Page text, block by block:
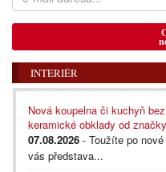
INTERIÉR
Nová koupelna či kuchyň
keramické obklady od
07.08.2026 - Toužíte po
vás představa...